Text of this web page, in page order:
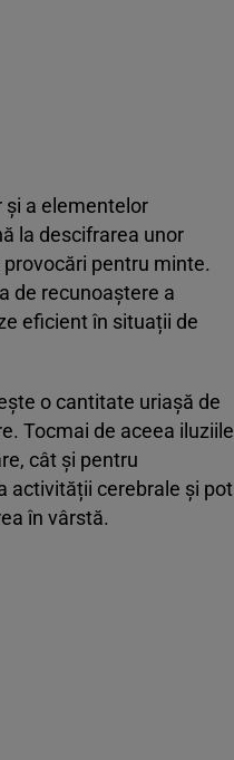
și a elementelor
la descifrarea unor
pentru minte.
de recunoaștere a
eficient în situații de
o cantitate uriașă de
Tocmai de aceea iluziile
cât și pentru
activității cerebrale și pot
în vârstă.